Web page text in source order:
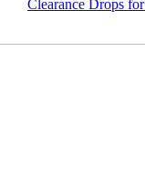
Clearance נוזל לטיפול בפטרת ציפורניים Clearance Drops for